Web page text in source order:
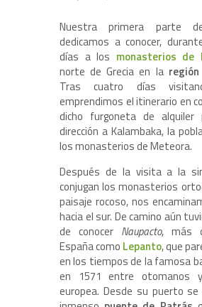
Nuestra primera parte
dedicamos a conocer,
días a los monasterios de
norte de Grecia en laregión
Tras cuatro días
emprendimos el itinerario en
dicho furgoneta de alquiler
dirección a Kalambaka, la
los monasterios de Meteora.
Después de la visita a la
conjugan los monasterios
paisaje rocoso, nos
hacia el sur. De camino aún
de conocer Naupacto, más
España como Lepanto, que
en los tiempos de la famosa
en 1571 entre otomanos
europea. Desde su puerto